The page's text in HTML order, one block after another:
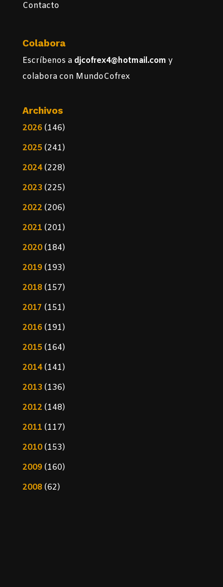
Contacto
Colabora
Escríbenos a djcofrex4@hotmail.com y
colabora con MundoCofrex
Archivos
2026(146)
2025(241)
2024(228)
2023(225)
2022 (206)
2021 (201)
2020(184)
2019(193)
2018(157)
2017 (151)
2016(191)
2015(164)
2014(141)
2013(136)
2012 (148)
2011 (117)
2010(153)
2009(160)
2008(62)